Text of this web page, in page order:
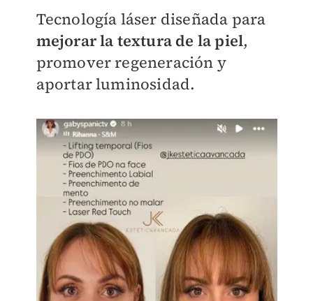
Tecnología láser diseñada para
mejorar la textura de la piel,
promover regeneración y
aportar luminosidad.